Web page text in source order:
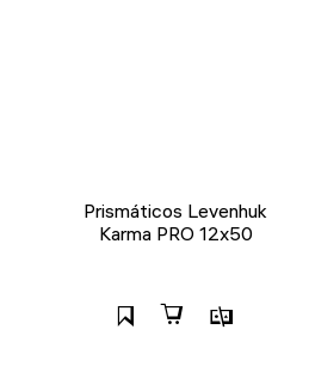
Prismáticos Levenhuk
Karma PRO 12x50